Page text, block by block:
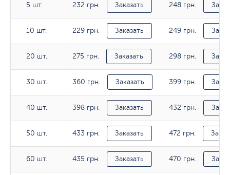
5 шт.
10 шт.
20 шт.
30 шт.
40 шт.
50 шт.
60 шт.
5 шт. 232 грн. Заказать 248 грн.
10 шт. 229 грн. Заказать 249 грн.
20 шт. 275 грн. Заказать 298 грн.
30 шт. 360 грн. Заказать 399 грн.
40 шт. 398 грн. Заказать 432 грн.
50 шт. 433 грн. Заказать 472 грн.
60 шт. 435 грн. Заказать 470 грн.